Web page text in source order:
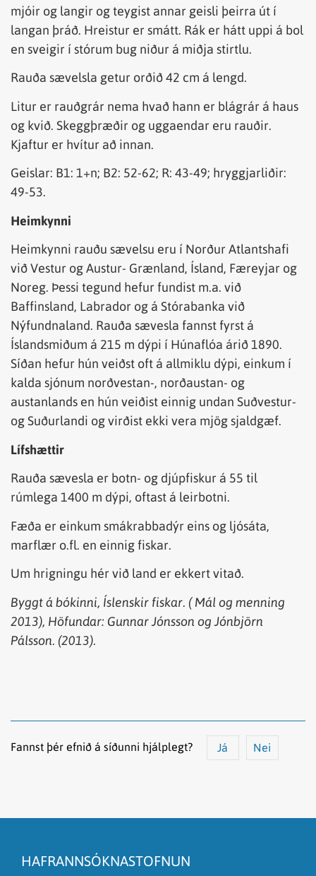
mjóir og langir og teygist annar geisli þeirra út í
langan þráð. Hreistur er smátt. Rák er hátt uppi á bol
en sveigir í stórum bug niður á miðja stirtlu.
Rauða sævelsla getur orðið 42 cm á lengd.
Litur er rauðgrár nema hvað hann er blágrár á haus
og kvið. Skeggþræðir og uggaendar eru rauðir.
Kjaftur er hvítur að innan.
Geislar: B1: 1+n; B2: 52-62; R: 43-49; hryggjarliðir:
49-53.
Heimkynni
Heimkynni rauðu sævelsu eru í Norður Atlantshafi
við Vestur og Austur- Grænland, Ísland, Færeyjar og
Noreg. Þessi tegund hefur fundist m.a. við
Baffinsland, Labrador og á Stórabanka við
Nýfundnaland. Rauða sævesla fannst fyrst á
Íslandsmiðum á 215 m dýpi í Húnaflóa árið 1890.
Síðan hefur hún veiðst oft á allmiklu dýpi, einkum í
kalda sjónum norðvestan-, norðaustan- og
austanlands en hún veiðist einnig undan Suðvestur-
og Suðurlandi og virðist ekki vera mjög sjaldgæf.
Lífshættir
Rauða sævesla er botn- og djúpfiskur á 55 til
rúmlega 1400 m dýpi, oftast á leirbotni.
Fæða er einkum smákrabbadýr eins og ljósáta,
marflær o.fl. en einnig fiskar.
Um hrigningu hér við land er ekkert vitað.
Byggt á bókinni, Íslenskir fiskar. ( Mál og menning
2013), Höfundar: Gunnar Jónsson og Jónbjörn
Pálsson. (2013).
Fannst þér efnið á síðunni hjálplegt? Já Nei
Það er of mikið efni á síðunni
HAFRANNSÓKNASTOFNUN